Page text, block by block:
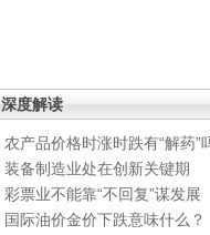
深度解读
农产品价格时涨时跌有“解药”
装备制造业处在创新关键期
彩票业不能靠“不回复”谋发展
国际油价金价下跌意味什么？